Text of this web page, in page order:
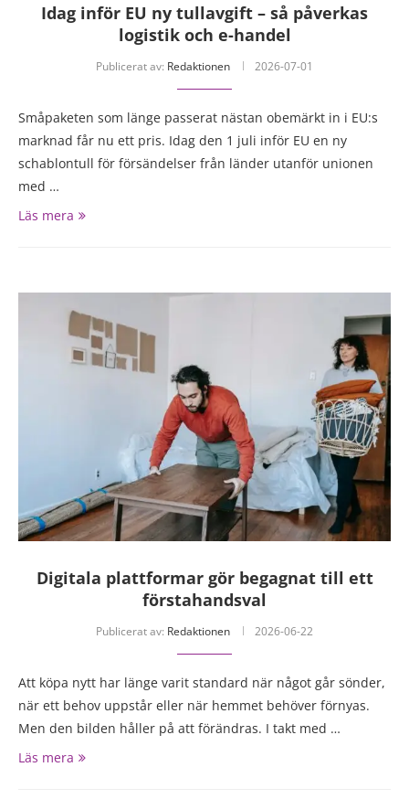
Idag inför EU ny tullavgift – så påverkas
logistik och e-handel
Publicerat av: Redaktionen 2026-07-01
Småpaketen som länge passerat nästan obemärkt in i EU:s
marknad får nu ett pris. Idag den 1 juli inför EU en ny
schablontull för försändelser från länder utanför unionen
med …
Läs mera
Digitala plattformar gör begagnat till ett
förstahandsval
Publicerat av: Redaktionen 2026-06-22
Att köpa nytt har länge varit standard när något går sönder,
när ett behov uppstår eller när hemmet behöver förnyas.
Men den bilden håller på att förändras. I takt med …
Läs mera